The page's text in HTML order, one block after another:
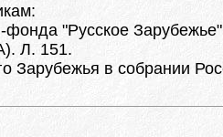
фонда "Русское
Л. 151.
Зарубежья в собрании